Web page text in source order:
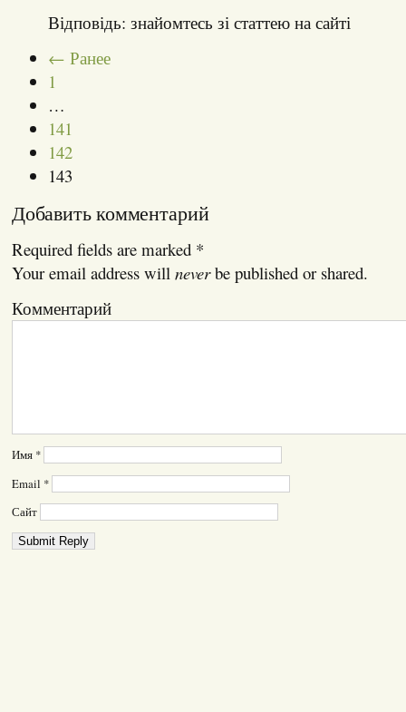
Відповідь: знайомтесь зі статтею на сайті
← Ранее
1
…
141
142
143
Добавить комментарий
Required fields are marked *
Your email address will neverbe published or shared.
Комментарий
Имя *
Email *
Сайт